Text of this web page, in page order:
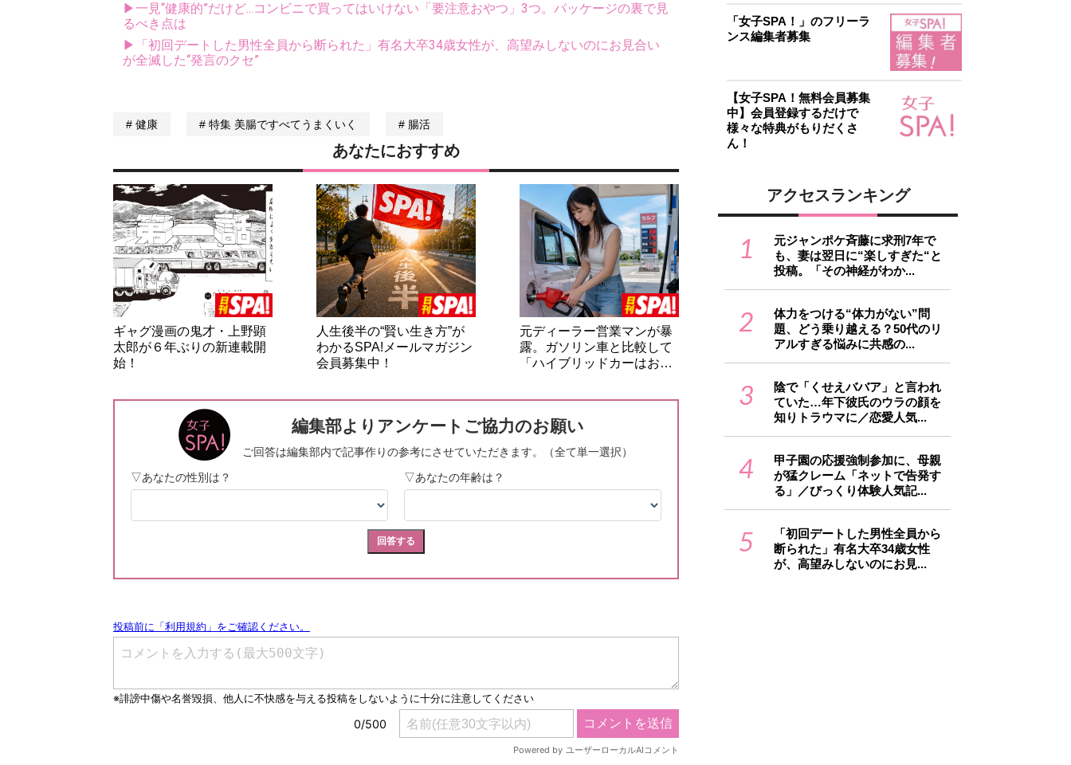
▶一見“健康的”だけど...コンビニで買ってはいけない「要注意おやつ」3つ。パッケージの裏で見
るべき点は
▶「初回デートした男性全員から断られた」有名大卒34歳女性が、高望みしないのにお見合い
が全滅した“発言のクセ”
健康 特集 美腸ですべてうまくいく 腸活
あなたにおすすめ
ギャグ漫画の鬼才・上野顕
太郎が６年ぶりの新連載開
始！
人生後半の“賢い生き方”が
わかるSPA!メールマガジン
会員募集中！
元ディーラー営業マンが暴
露。ガソリン車と比較して
「ハイブリッドカーはお…
「女子SPA！」のフリーラ
ンス編集者募集
【女子SPA！無料会員募集
中】会員登録するだけで
様々な特典がもりだくさ
ん！
アクセスランキング
1
元ジャンポケ斉藤に求刑7年で
も、妻は翌日に“楽しすぎた“と
投稿。「その神経がわか...
2
体力をつける“体力がない”問
題、どう乗り越える？50代のリ
アルすぎる悩みに共感の...
3
陰で「くせえババア」と言われ
ていた…年下彼氏のウラの顔を
知りトラウマに／恋愛人気...
4
甲子園の応援強制参加に、母親
が猛クレーム「ネットで告発す
る」／びっくり体験人気記...
5
「初回デートした男性全員から
断られた」有名大卒34歳女性
が、高望みしないのにお見...